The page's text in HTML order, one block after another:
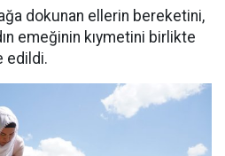
dokunan ellerin bereketini,
emeğinin kıymetini birlikte
edildi.